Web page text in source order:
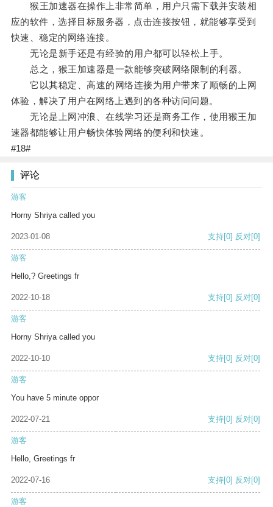
猴王加速器在操作上非常简单，用户只需下载并安装相
应的软件，选择目标服务器，点击连接按钮，就能够享受到
快速、稳定的网络连接。
无论是新手还是有经验的用户都可以轻松上手。
总之，猴王加速器是一款能够突破网络限制的利器。
它以其稳定、高速的网络连接为用户带来了顺畅的上网
体验，解决了用户在网络上遇到的各种访问问题。
无论是上网冲浪、在线学习还是商务工作，使用猴王加
速器都能够让用户畅快体验网络的便利和快速。
#18#
评论
游客
Horny Shriya called you
2023-01-08 支持[0] 反对[0]
游客
Hello,? Greetings fr
2022-10-18 支持[0] 反对[0]
游客
Horny Shriya called you
2022-10-10 支持[0] 反对[0]
游客
You have 5 minute oppor
2022-07-21 支持[0] 反对[0]
游客
Hello, Greetings fr
2022-07-16 支持[0] 反对[0]
游客